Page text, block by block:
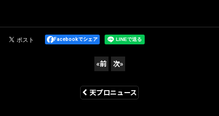
Facebookでシェア
«前 次»
天プロニュース